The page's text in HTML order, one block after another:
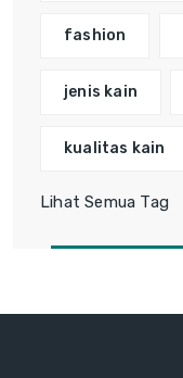
fashion
jenis kain
kualitas kain
Lihat Semua Tag